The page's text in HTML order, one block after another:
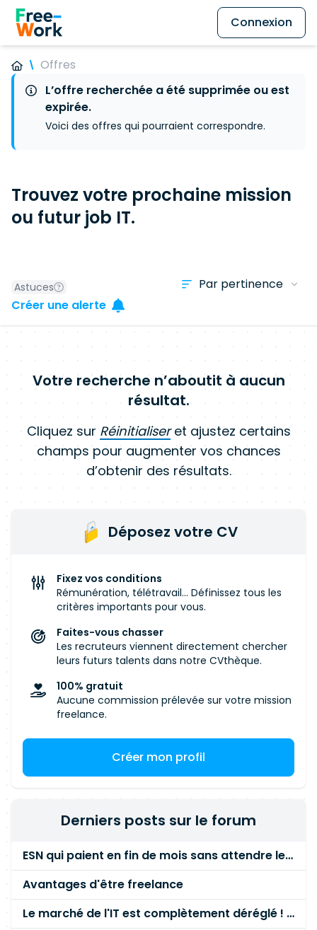
Connexion
Offres
L’offre recherchée a été supprimée ou est
expirée.
Voici des offres qui pourraient correspondre.
Trouvez votre prochaine mission
ou futur job IT.
Astuces
Créer une alerte
Votre recherche n’aboutit à aucun
résultat.
Cliquez sur Réinitialiseret ajustez certains
champs pour augmenter vos chances
d’obtenir des résultats.
Déposez votre CV
Fixez vos conditions
Rémunération, télétravail... Définissez tous les
critères importants pour vous.
Faites-vous chasser
Les recruteurs viennent directement chercher
leurs futurs talents dans notre CVthèque.
100% gratuit
Aucune commission prélevée sur votre mission
freelance.
Créer mon profil
Derniers posts sur le forum
ESN qui paient en fin de mois sans attendre le paiement client ?
Avantages d'être freelance
Le marché de l'IT est complètement déréglé ! STOP à cette mascarade ! Il faut s'unir et résister !